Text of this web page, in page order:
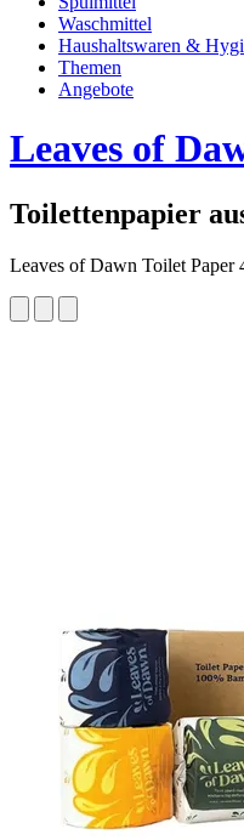
Waschmittel
Haushaltswaren &
Themen
Angebote
Leaves of
Toilettenpapier
Leaves of Dawn Toilet Paper